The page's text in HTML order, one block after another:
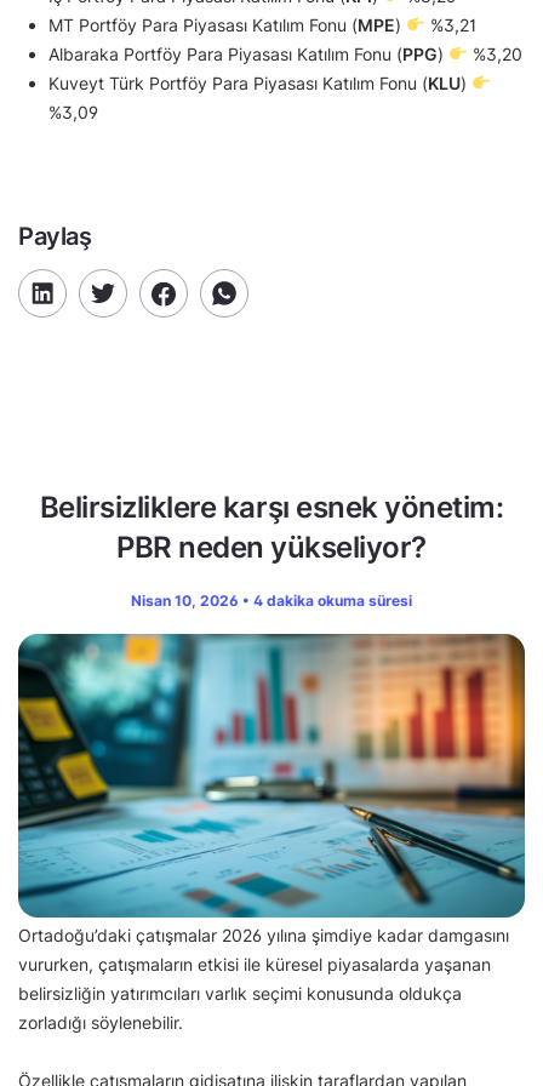
MT Portföy Para Piyasası Katılım Fonu (MPE)
%3,21
Albaraka Portföy Para Piyasası Katılım Fonu (PPG)
%3,20
Kuveyt Türk Portföy Para Piyasası Katılım Fonu (KLU)
%3,09
Paylaş
Belirsizliklere karşı esnek yönetim:
PBR neden yükseliyor?
Nisan 10, 2026 • 4 dakika okuma süresi
Ortadoğu’daki çatışmalar 2026 yılına şimdiye kadar damgasını
vururken, çatışmaların etkisi ile küresel piyasalarda yaşanan
belirsizliğin yatırımcıları varlık seçimi konusunda oldukça
zorladığı söylenebilir.
Özellikle çatışmaların gidişatına ilişkin taraflardan yapılan